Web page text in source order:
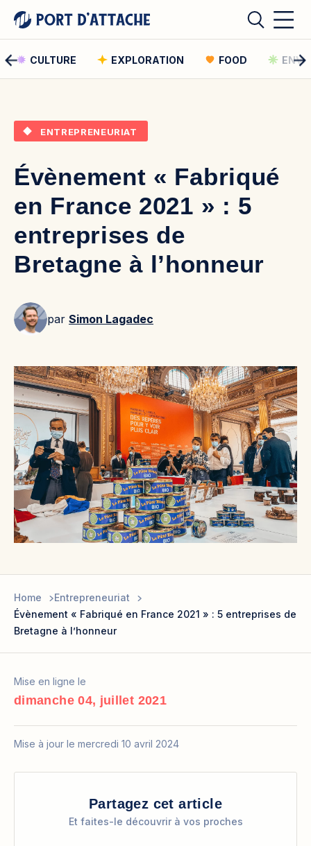
CULTURE EXPLORATION FOOD
Comment pouvons-nous vous aider ?
Rechercher
ENTREPRENEURIAT
Évènement « Fabriqué
en France 2021 » : 5
entreprises de
Bretagne à l’honneur
par Simon Lagadec
Home
Entrepreneuriat
Évènement « Fabriqué en France 2021 » : 5 entreprises de
Bretagne à l’honneur
Mise en ligne le
dimanche 04, juillet 2021
Mise à jour le mercredi 10 avril 2024
Partagez cet article
Et faites-le découvrir à vos proches